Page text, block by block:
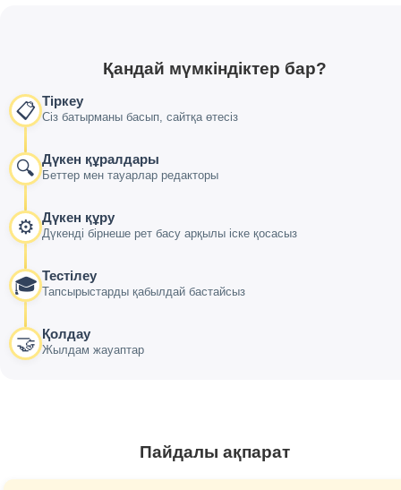
Қандай мүмкіндіктер бар?
📋 Тіркеу
Сіз батырманы басып, сайтқа өтесіз
🔍 Дүкен құралдары
Беттер мен тауарлар редакторы
⚙️ Дүкен құру
Дүкенді бірнеше рет басу арқылы іске қосасыз
🎓 Тестілеу
Тапсырыстарды қабылдай бастайсыз
🤝 Қолдау
Жылдам жауаптар
Пайдалы ақпарат